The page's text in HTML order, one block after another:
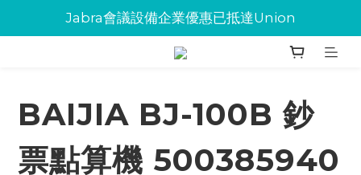
Jabra會議設備企業優惠已抵達Union
Jabra會議設備企業優惠已抵達Union
環保碳粉歡迎大量下單
BAIJIA BJ-100B 鈔
票點算機 500385940